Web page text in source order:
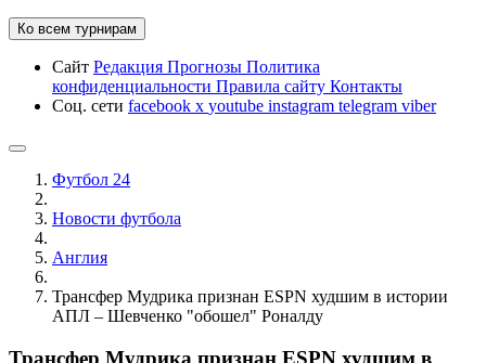
Ко всем турнирам
Сайт Редакция Прогнозы Политика
конфиденциальности Правила сайту Контакты
Соц. сети facebook x youtube instagram telegram viber
Футбол 24
Новости футбола
Англия
Трансфер Мудрика признан ESPN худшим в истории
АПЛ – Шевченко "обошел" Роналду
Трансфер Мудрика признан ESPN худшим в